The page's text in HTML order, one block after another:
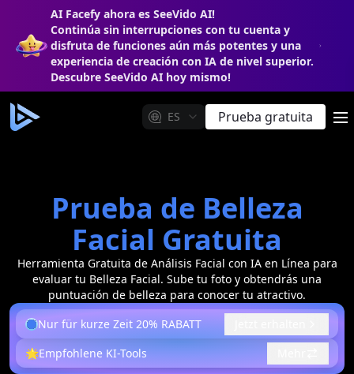
AI Facefy ahora es SeeVido AI!
Continúa sin interrupciones con tu cuenta y
disfruta de funciones aún más potentes y una
experiencia de creación con IA de nivel superior.
Descubre SeeVido AI hoy mismo!
ES Prueba gratuita
Prueba de Belleza
Facial Gratuita
Herramienta Gratuita de Análisis Facial con IA en Línea para
evaluar tu Belleza Facial. Sube tu foto y obtendrás una
puntuación de belleza para conocer tu atractivo.
Nur für kurze Zeit 20% RABATT
🌟Empfohlene KI-Tools